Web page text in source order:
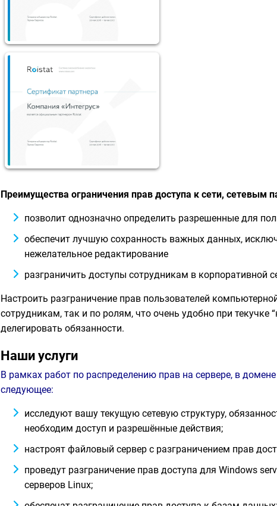
Преимущества ограничения прав доступа к сети, сетевым
позволит однозначно определить разрешенные для
обеспечит лучшую сохранность важных данных,
нежелательное редактирование
разграничить доступы сотрудникам в корпоративной
Настроить разграничение прав пользователей
сотрудникам, так и по ролям, что очень удобно при
делегировать обязанности.
Наши услуги
В рамках работ по распределению прав на сервере, в
следующее:
исследуют вашу текущую сетевую структуру,
необходим доступ и разрешённые действия;
настроят файловый сервер с разграничением прав
проведут разграничение прав доступа для Windows
серверов Linux;